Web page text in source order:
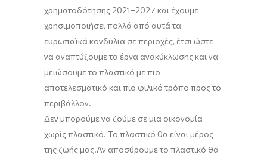
χρηματοδότησης 2021–2027 και έχουμε
χρησιμοποιήσει πολλά από αυτά τα
ευρωπαϊκά κονδύλια σε περιοχές, έτσι ώστε
να αναπτύξουμε τα έργα ανακύκλωσης και να
μειώσουμε το πλαστικό με πιο
αποτελεσματικό και πιο φιλικό τρόπο προς το
περιβάλλον.
Δεν μπορούμε να ζούμε σε μια οικονομία
χωρίς πλαστικό. Το πλαστικό θα είναι μέρος
της ζωήςμας.Αν αποσύρουμε το πλαστικό θα